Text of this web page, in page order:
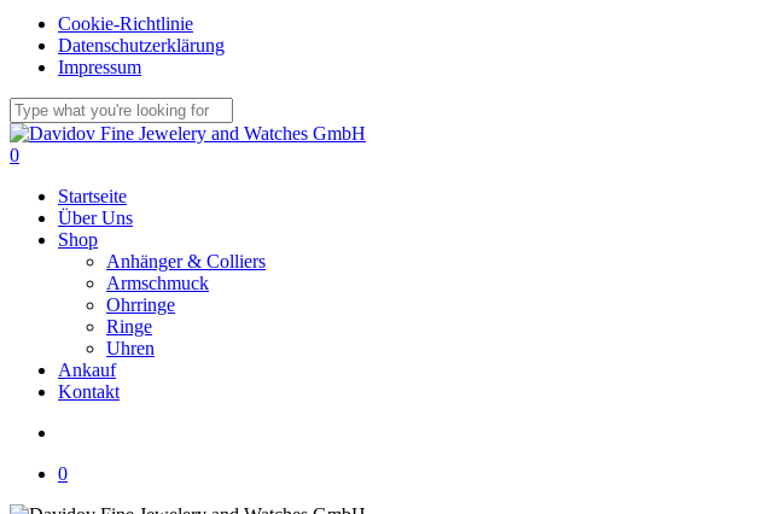
Cookie-Richtlinie
Datenschutzerklärung
Impressum
Skip
to
main
Close
Search
search
0
Startseite
Über Uns
Shop
Anhänger & Colliers
Armschmuck
Ohrringe
Ringe
Uhren
Ankauf
Kontakt
0